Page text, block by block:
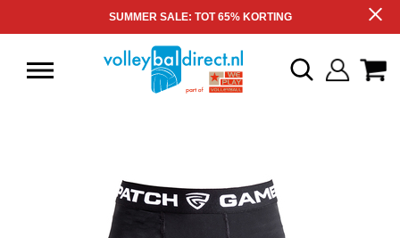
SUMMER SALE: TOT 65% KORTING